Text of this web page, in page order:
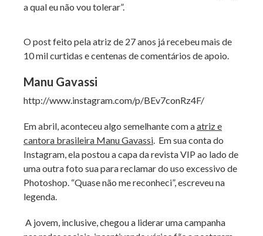
a qual eu não vou tolerar”.
O post feito pela atriz de 27 anos já recebeu mais de
10 mil curtidas e centenas de comentários de apoio.
Manu Gavassi
http://www.instagram.com/p/BEv7conRz4F/
Em abril, aconteceu algo semelhante com aatriz e
cantora brasileira Manu Gavassi. Em sua conta do
Instagram, ela postou a capa da revista VIP ao lado de
uma outra foto sua para reclamar do uso excessivo de
Photoshop. “Quase não me reconheci”, escreveu na
legenda.
A jovem, inclusive, chegou a liderar uma campanha